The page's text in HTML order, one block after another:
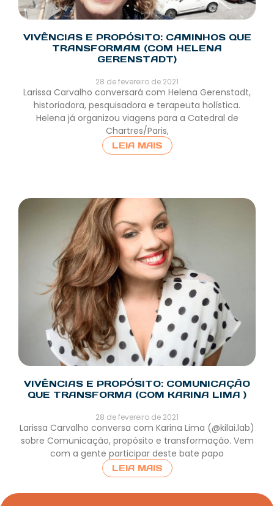
VIVÊNCIAS E PROPÓSITO: CAMINHOS QUE
TRANSFORMAM (COM HELENA
GERENSTADT)
28 de fevereiro de 2021
Larissa Carvalho conversará com Helena Gerenstadt,
historiadora, pesquisadora e terapeuta holística.
Helena já organizou viagens para a Catedral de
Chartres/Paris,
LEIA MAIS
VIVÊNCIAS E PROPÓSITO: COMUNICAÇÃO
QUE TRANSFORMA (COM KARINA LIMA )
28 de fevereiro de 2021
Larissa Carvalho conversa com Karina Lima (@kilai.lab)
sobre Comunicação, propósito e transformação. Vem
com a gente participar deste bate papo
LEIA MAIS